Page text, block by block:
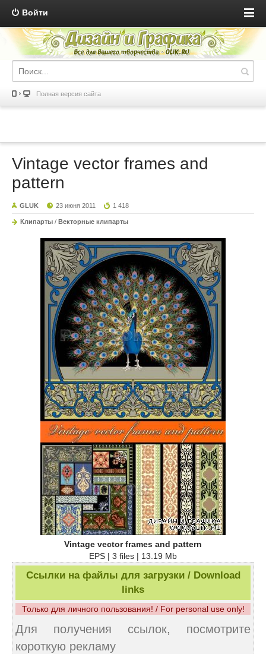
Войти
Полная версия сайта
Vintage vector frames and
pattern
GLUK 23 июня 2011 1 418
Клипарты / Векторные клипарты
Vintage vector frames and pattern
EPS | 3 files | 13.19 Mb
Ссылки на файлы для загрузки / Download
links
Только для личного пользования! / For personal use only!
Для получения ссылок, посмотрите
короткую рекламу